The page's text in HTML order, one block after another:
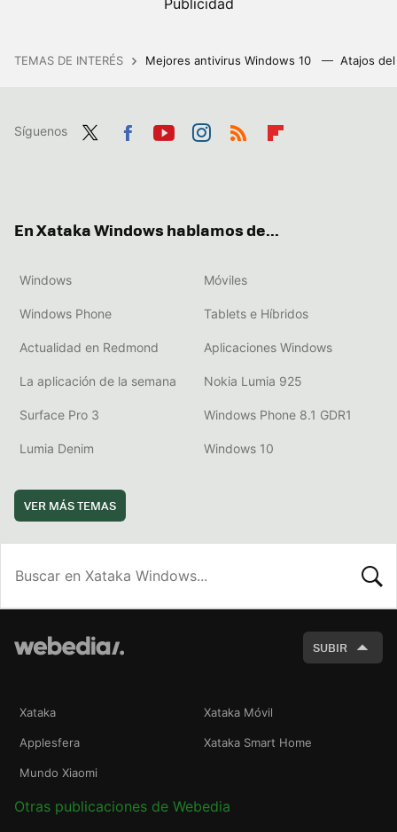
TEMAS DE INTERÉS Mejores antivirus Windows 10 Atajos
Síguenos
En Xataka Windows hablamos de...
Windows Móviles
Windows Phone Tablets e Híbridos
Actualidad en Redmond Aplicaciones Windows
La aplicación de la semana Nokia Lumia 925
Surface Pro 3 Windows Phone 8.1 GDR1
Lumia Denim Windows 10
VER MÁS TEMAS
SUBIR
Xataka Xataka Móvil
Applesfera Xataka Smart Home
Mundo Xiaomi
Otras publicaciones de Webedia